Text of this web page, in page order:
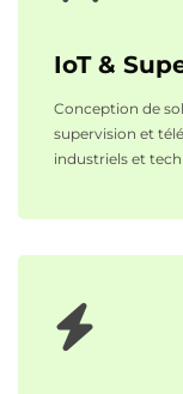
IoT &
Conception de
supervision et
industriels et